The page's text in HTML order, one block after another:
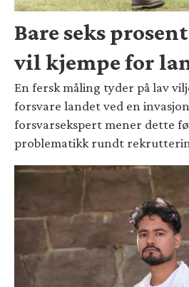
Bare seks
vil kjempe for
En fersk måling tyder på lav
forsvare landet ved en
forsvarsekspert mener dette
problematikk rundt